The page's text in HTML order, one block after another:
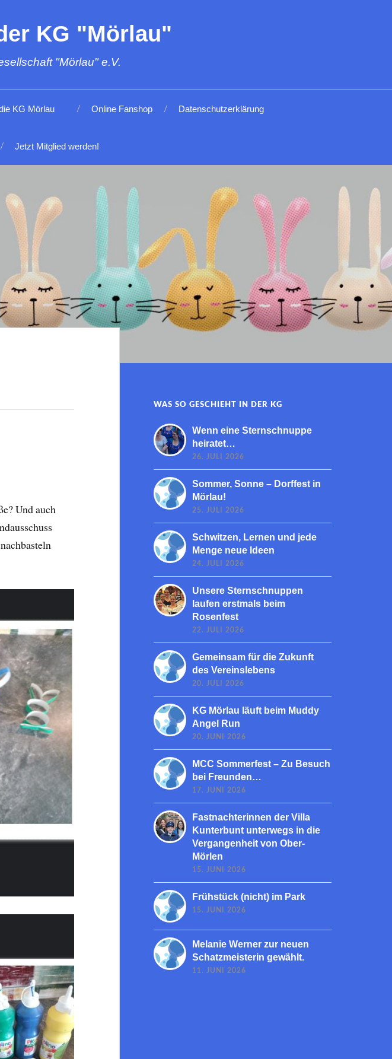
KG "Mörlau"
"Mörlau" e.V.
KG Mörlau Online Fanshop Datenschutzerklärung
Jetzt Mitglied werden!
Und auch
WAS SO GESCHIEHT IN DER KG
Wenn eine Sternschnuppe
heiratet…
26. JULI 2026
Sommer, Sonne – Dorffest in
Mörlau!
25. JULI 2026
Schwitzen, Lernen und jede
Menge neue Ideen
24. JULI 2026
Unsere Sternschnuppen
laufen erstmals beim
Rosenfest
22. JULI 2026
Gemeinsam für die Zukunft
des Vereinslebens
20. JULI 2026
KG Mörlau läuft beim Muddy
Angel Run
20. JUNI 2026
MCC Sommerfest – Zu Besuch
bei Freunden…
17. JUNI 2026
Fastnachterinnen der Villa
Kunterbunt unterwegs in die
Vergangenheit von Ober-
Mörlen
15. JUNI 2026
Frühstück (nicht) im Park
15. JUNI 2026
Melanie Werner zur neuen
Schatzmeisterin gewählt.
11. JUNI 2026